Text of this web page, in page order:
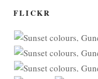
FLICKR